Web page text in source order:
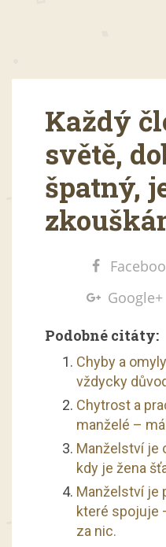
Každý
světě,
špatný,
Google+
Podobné citáty:
Chyby a
vždycky
Chytrost a
manželé –
Manželství je
kdy je žena
Manželství je
které spojuje
za nic.